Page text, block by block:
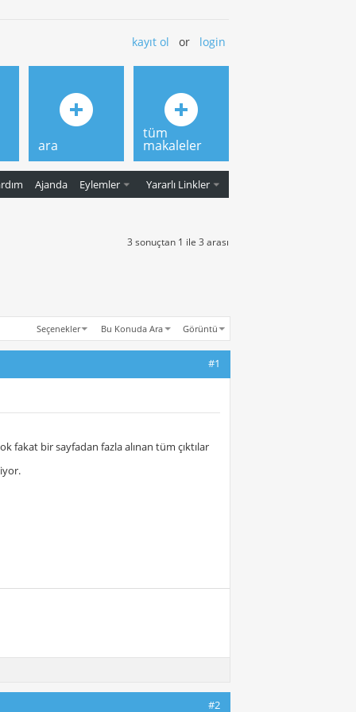
kayıt ol or login
Ajanda Eylemler Yararlı Linkler
ara
tüm
makaleler
3 sonuçtan 1 ile 3 arası
Seçenekler Bu Konuda Ara Görüntü
#1
fakat bir sayfadan fazla alınan tüm çıktılar
#2